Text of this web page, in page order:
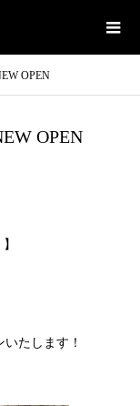
OPEN
OPEN
たします！